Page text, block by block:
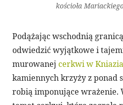
kościoła
Podążając wschodnią
odwiedzić wyjątkowe i
murowanej cerkwi w
kamiennych krzyży z ponad
robią imponujące wrażenie.